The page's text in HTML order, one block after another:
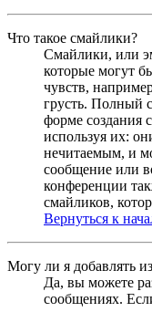
Что такое смайлики?
Смайлики, или
которые могут
чувств,
грусть. Полный
форме создания
используя их:
нечитаемым, и
сообщение или
конференции
смайликов,
Вернуться к
Могу ли я добавлять
Да, вы можете
сообщениях.